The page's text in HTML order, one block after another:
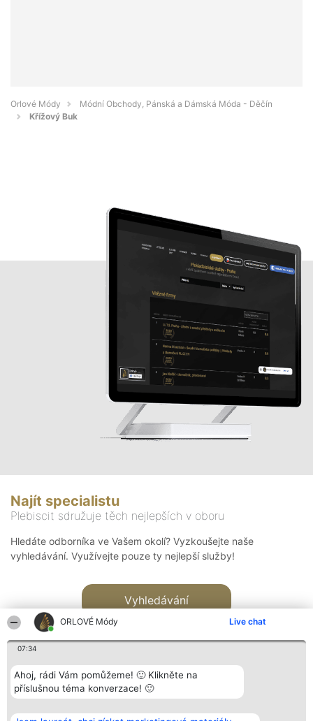
ORLOVÉ Módy Live chat
07:34
Ahoj, rádi Vám pomůžeme! 🙂 Klikněte na
příslušnou téma konverzace! 🙂
Orlové Módy
Módní Obchody, Pánská a Dámská Móda - Děčín
Křížový Buk
Najít specialistu
Plebiscit sdružuje těch nejlepších v oboru
Hledáte odborníka ve Vašem okolí? Vyzkoušejte naše
vyhledávání. Využívejte pouze ty nejlepší služby!
Vyhledávání
Bright Side Solutions sp. z o.
Vítězové
Kontakt